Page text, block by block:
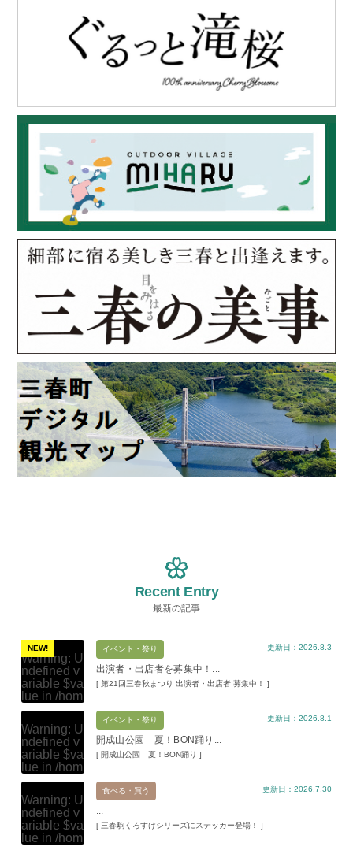
Recent Entry
最新の記事
NEW!
Warning: U
ndefined v
ariable $va
lue in /hom
e/xs11945
9/miharuko
ma.com/pu
blic_html/w
p-content/t
hemes/mih
aru/templat
e-parts/pic
up.phpon l
ine19
Warning: A
イベント・祭り
出演者・出店者を募集中！...
[ 第21回三春秋まつり 出演者・出店者 募集中！ ]
更新日：2026.8.3
Warning: U
ndefined v
ariable $va
lue in /hom
e/xs11945
9/miharuko
ma.com/pu
blic_html/w
p-content/t
hemes/mih
イベント・祭り
開成山公園 夏！BON踊り...
[ 開成山公園 夏！BON踊り ]
更新日：2026.8.1
Warning: U
ndefined v
ariable $va
lue in /hom
食べる・買う
...
[ 三春駒くろすけシリーズにステッカー登場！ ]
更新日：2026.7.30